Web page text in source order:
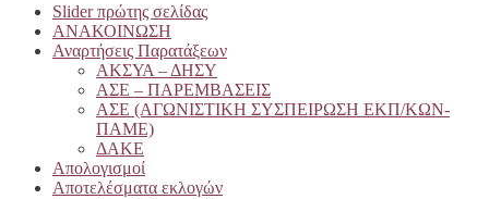
Slider πρώτης σελίδας
ΑΝΑΚΟΙΝΩΣΗ
Αναρτήσεις Παρατάξεων
ΑΚΣΥΑ – ΔΗΣΥ
ΑΣΕ – ΠΑΡΕΜΒΑΣΕΙΣ
ΑΣΕ (ΑΓΩΝΙΣΤΙΚΗ ΣΥΣΠΕΙΡΩΣΗ ΕΚΠ/ΚΩΝ-
ΠΑΜΕ)
ΔΑΚΕ
Απολογισμοί
Αποτελέσματα εκλογών